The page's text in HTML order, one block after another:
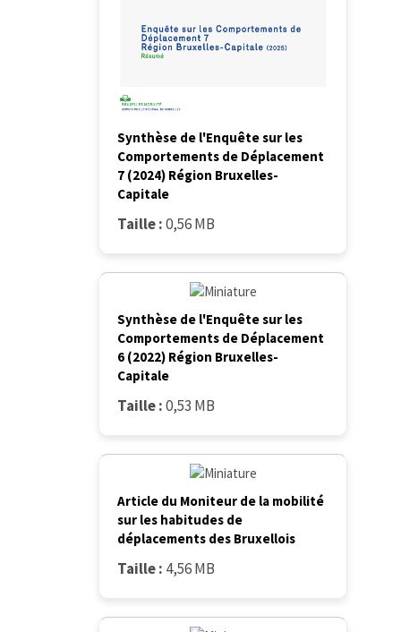
Synthèse de l'Enquête sur les
Comportements de Déplacement
7 (2024) Région Bruxelles-
Capitale
Taille :0,56 MB
Synthèse de l'Enquête sur les
Comportements de Déplacement
6 (2022) Région Bruxelles-
Capitale
Taille :0,53 MB
Article du Moniteur de la mobilité
sur les habitudes de
déplacements des Bruxellois
Taille : 4,56 MB